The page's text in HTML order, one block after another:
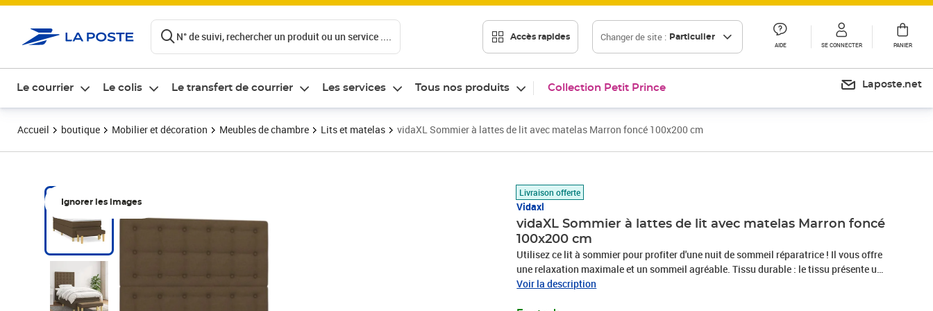
N° de suivi, rechercher un produit ou un service .... Accès rapides Changer de site : Particulier
AIDE SE CONNECTER PANIER
Le courrier Le colis Le transfert de courrier Les services Tous nos produits Collection Petit Prince Laposte.net
Accueil boutique Mobilier et décoration Meubles de chambre Lits et matelas vidaXL Sommier à lattes de lit avec matelas Marron foncé 100x200 cm
Ignorer les images
Livraison offerte
Vidaxl
vidaXL Sommier à lattes de lit avec matelas Marron foncé
100x200 cm
Utilisez ce lit à sommier pour profiter d'une nuit de sommeil réparatrice ! Il vous offre
une relaxation maximale et un sommeil agréable. Tissu durable : le tissu présente un
aspect simple et épuré, et il est respirant et durable.Tête de lit pratique : la tête de lit
Voir la description
Prix 440,89€